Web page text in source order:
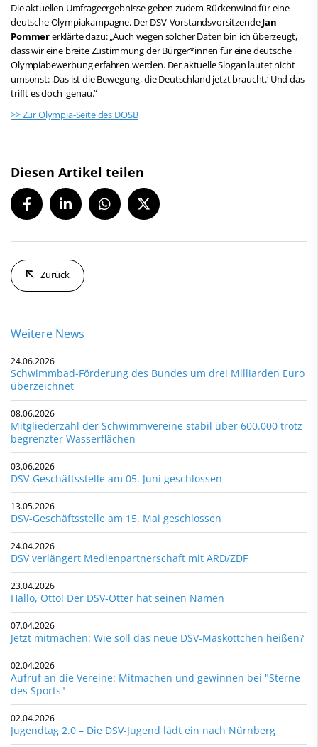
Die aktuellen Umfrageergebnisse geben zudem Rückenwind für eine
deutsche Olympiakampagne. Der DSV-VorstandsvorsitzendeJan
Pommererklärte dazu: „Auch wegen solcher Daten bin ich überzeugt,
dass wir eine breite Zustimmung der Bürger*innen für eine deutsche
Olympiabewerbung erfahren werden. Der aktuelle Slogan lautet nicht
umsonst: ,Das ist die Bewegung, die Deutschland jetzt braucht.‘ Und das
trifft es doch genau.“
>> Zur Olympia-Seite des DOSB
Diesen Artikel teilen
Zurück
Weitere News
24.06.2026
Schwimmbad-Förderung des Bundes um drei Milliarden Euro
überzeichnet
08.06.2026
Mitgliederzahl der Schwimmvereine stabil über 600.000 trotz
begrenzter Wasserflächen
03.06.2026
DSV-Geschäftsstelle am 05. Juni geschlossen
13.05.2026
DSV-Geschäftsstelle am 15. Mai geschlossen
24.04.2026
DSV verlängert Medienpartnerschaft mit ARD/ZDF
23.04.2026
Hallo, Otto! Der DSV-Otter hat seinen Namen
07.04.2026
Jetzt mitmachen: Wie soll das neue DSV-Maskottchen heißen?
02.04.2026
Aufruf an die Vereine: Mitmachen und gewinnen bei "Sterne
des Sports"
02.04.2026
Jugendtag 2.0 – Die DSV-Jugend lädt ein nach Nürnberg